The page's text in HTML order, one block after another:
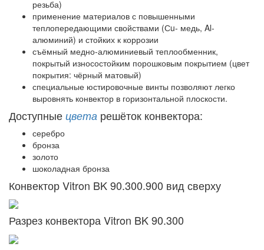
резьба)
применение материалов с повышенными
теплопередающими свойствами (Сu- медь, Al-
алюминий) и стойких к коррозии
съёмный медно-алюминиевый теплообменник,
покрытый износостойким порошковым покрытием (цвет
покрытия: чёрный матовый)
специальные юстировочные винты позволяют легко
выровнять конвектор в горизонтальной плоскости.
Доступные цвета решёток конвектора:
серебро
бронза
золото
шоколадная бронза
Конвектор Vitron BK 90.300.900 вид сверху
Разрез конвектора Vitron BK 90.300